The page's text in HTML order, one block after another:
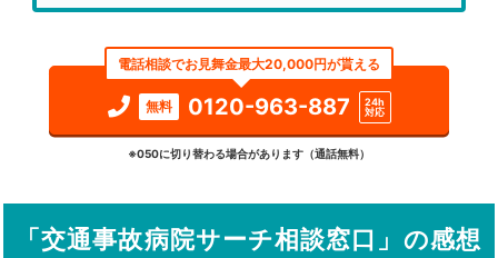
検索する
詳細条件で絞り込む
駅から探す 院名から探す
電話相談でお見舞金最大20,000円が貰える
無料 0120-963-887
24h
対応
※050に切り替わる場合があります（通話無料）
「交通事故病院サーチ相談窓口」の感想